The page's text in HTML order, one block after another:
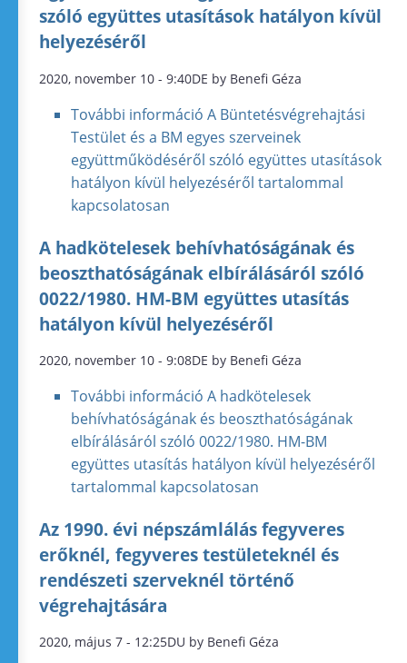
szóló együttes utasítások hatályon kívül
helyezéséről
2020, november 10 - 9:40DE by Benefi Géza
További információ A Büntetésvégrehajtási
Testület és a BM egyes szerveinek
együttműködéséről szóló együttes utasítások
hatályon kívül helyezéséről tartalommal
kapcsolatosan
A hadkötelesek behívhatóságának és
beoszthatóságának elbírálásáról szóló
0022/1980. HM-BM együttes utasítás
hatályon kívül helyezéséről
2020, november 10 - 9:08DE by Benefi Géza
További információ A hadkötelesek
behívhatóságának és beoszthatóságának
elbírálásáról szóló 0022/1980. HM-BM
együttes utasítás hatályon kívül helyezéséről
tartalommal kapcsolatosan
Az 1990. évi népszámlálás fegyveres
erőknél, fegyveres testületeknél és
rendészeti szerveknél történő
végrehajtására
2020, május 7 - 12:25DU by Benefi Géza